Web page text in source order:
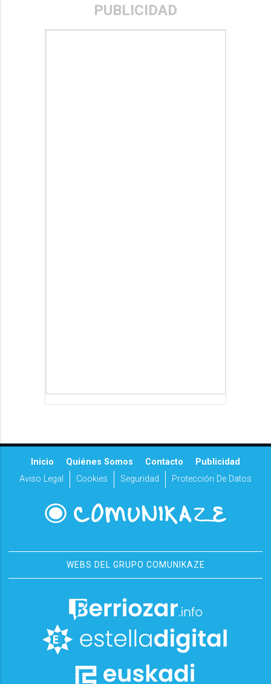
PUBLICIDAD
Inicio Quiénes Somos Contacto
Publicidad
Aviso Legal
Cookies Seguridad Protección De Datos
WEBS DEL GRUPO COMUNIKAZE